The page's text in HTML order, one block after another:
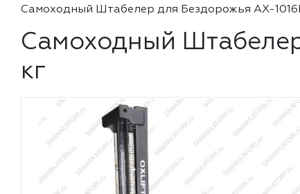
Самоходный Штабелер для Бездорожья AX-
Самоходный
кг